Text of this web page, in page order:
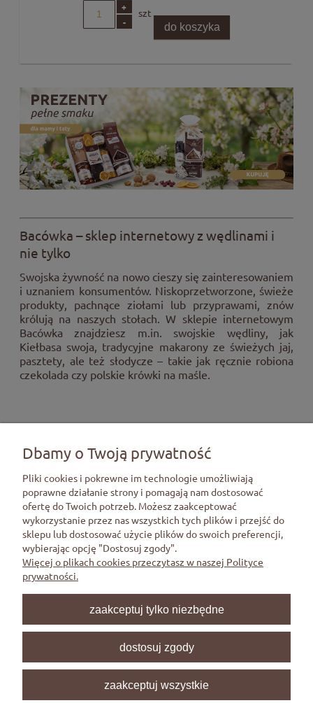
+
-
szt
do koszyka
Bacówka – sklep internetowy z wędlinami i
nie tylko
Swojska żywność na nowo cieszy się zainteresowaniem
i uznaniem konsumentów. Niskoprzetworzone, świeże
produkty, pachnące ziołami lub przyprawami, znów
królują na naszych stołach. W sklepie internetowym
Bacówka znajdziesz m.in. swojskie wędliny, jak
Kiełbasa swoja, tradycyjne makarony ze świeżych jaj,
pasztety, ale też słodycze – takie jak ręcznie robiona
czekolada czy polskie krówki na maśle.
Pomoc
Moje konto
Informacje
O nas
Dbamy o Twoją prywatność
Pliki cookies i pokrewne im technologie umożliwiają
poprawne działanie strony i pomagają nam dostosować
ofertę do Twoich potrzeb. Możesz zaakceptować
wykorzystanie przez nas wszystkich tych plików i przejść do
sklepu lub dostosować użycie plików do swoich preferencji,
wybierając opcję "Dostosuj zgody".
Więcej o plikach cookies przeczytasz w naszej Polityce
prywatności.
zaakceptuj tylko niezbędne
dostosuj zgody
zaakceptuj wszystkie